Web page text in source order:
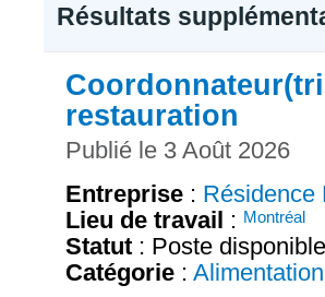
Résultats
restauration
Publié le 3 Août 2026
Entreprise : Résidence
Lieu de travail : Montréal
Statut : Poste disponible
Catégorie :